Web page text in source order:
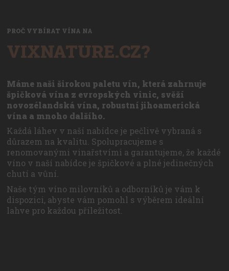
PROČ VYBÍRAT VÍNA NA
VIXNATURE.CZ?
Máme naši širokou paletu vín, která zahrnuje
špičková vína z evropských vinic, svěží
novozélandská vína, robustní jihoamerická
vína a mnoho dalšího.
Každá láhev v naší nabídce je pečlivě vybraná s
důrazem na kvalitu. Spolupracujeme s
renomovanými vinařstvími a garantujeme, že každé
víno v naší nabídce je špičkové a plné jedinečných
chutí a vůní.
Naše tým víno milovníků a odborníků je vám k
dispozici, abyste vám pomohl s výběrem ideální
lahve pro každou příležitost.